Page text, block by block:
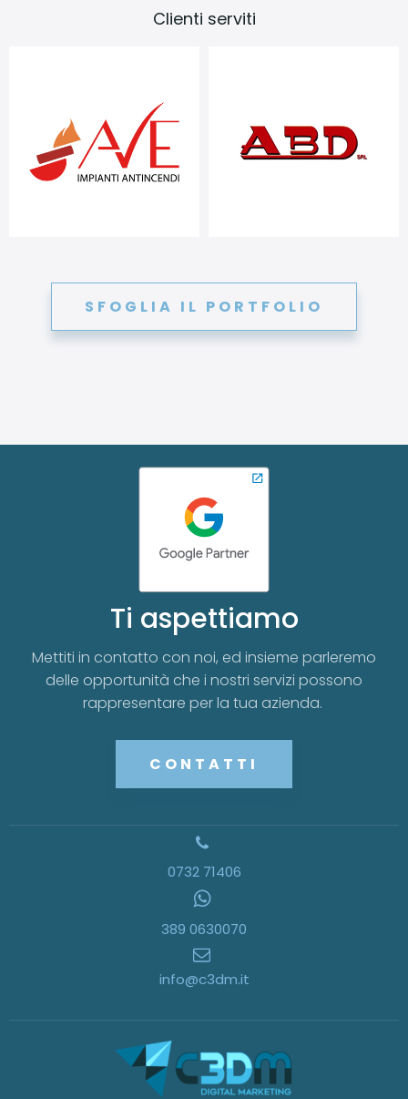
Clienti serviti
SFOGLIA IL PORTFOLIO
Ti aspettiamo
Mettiti in contatto con noi, ed insieme parleremo
delle opportunità che i nostri servizi possono
rappresentare per la tua azienda.
CONTATTI
0732 71406
389 0630070
info@c3dm.it